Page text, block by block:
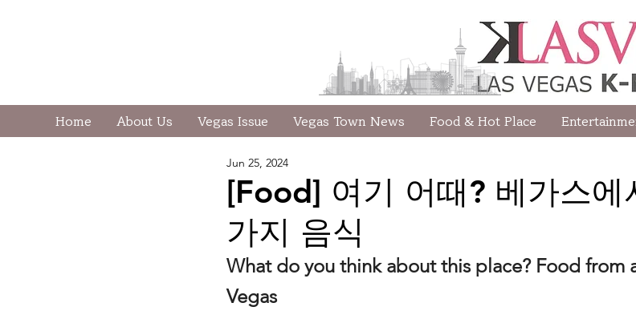
Home About Us Vegas Issue Vegas Town News Food & Hot Place
[Food] 여기 어때? 베가스에
가지 음식
Jun 25, 2024
What do you think about this place? Food from
Vegas